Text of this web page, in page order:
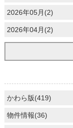
2026年05月(2)
2026年04月(2)
かわら版(419)
物件情報(36)